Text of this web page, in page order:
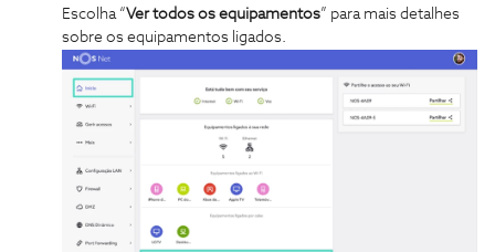
Escolha “Ver todos os equipamentos” para mais detalhes
sobre os equipamentos ligados.